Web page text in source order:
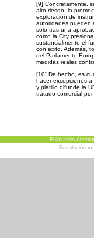
[9] Concretamente,
alto riesgo, la
exploración de
autoridades pueden
sólo tras una
como la City
sustancialmente el
con éxito. Además,
del Parlamento
medidas reales
[10] De hecho, es
hacer excepciones
y platillo difunde la
tratado comercial
Enlazando
Resolución